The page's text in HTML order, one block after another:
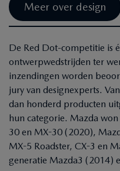
Meer over design
De Red Dot-competitie is
ontwerpwedstrijden ter
inzendingen worden
jury van designexperts.
dan honderd producten
hun categorie. Mazda
30 en MX-30 (2020),
MX-5 Roadster, CX-3 en
generatie Mazda3 (2014)